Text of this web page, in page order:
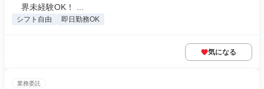
界未経験OK！ ...
シフト自由 即日勤務OK
気になる
業務委託